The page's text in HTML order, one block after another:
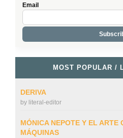
Email
MOST POPULAR /
DERIVA
by literal-editor
MÓNICA NEPOTE Y EL ARTE
MÁQUINAS